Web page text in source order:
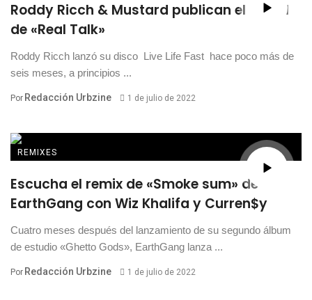
Roddy Ricch & Mustard publican el visual
de «Real Talk»
Roddy Ricch lanzó su disco Live Life Fast hace poco más de
seis meses, a principios ...
Por Redacción Urbzine 1 de julio de 2022
REMIXES
Escucha el remix de «Smoke sum» de
EarthGang con Wiz Khalifa y Curren$y
Cuatro meses después del lanzamiento de su segundo álbum
de estudio «Ghetto Gods», EarthGang lanza ...
Por Redacción Urbzine 1 de julio de 2022